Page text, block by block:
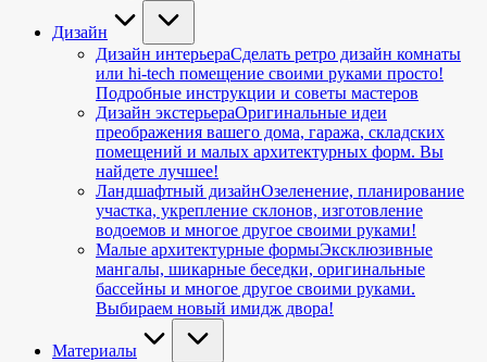
Дизайн
Дизайн интерьераСделать ретро дизайн комнаты
или hi-tech помещение своими руками просто!
Подробные инструкции и советы мастеров
Дизайн экстерьераОригинальные идеи
преображения вашего дома, гаража, складских
помещений и малых архитектурных форм. Вы
найдете лучшее!
Ландшафтный дизайнОзеленение, планирование
участка, укрепление склонов, изготовление
водоемов и многое другое своими руками!
Малые архитектурные формыЭксклюзивные
мангалы, шикарные беседки, оригинальные
бассейны и многое другое своими руками.
Выбираем новый имидж двора!
Материалы